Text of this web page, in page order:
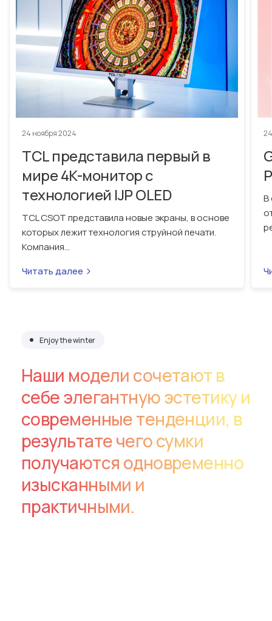
24 ноября 2024
TCL представила первый в
мире 4K-монитор с
технологией IJP OLED
TCL CSOT представила новые экраны, в основе
которых лежит технология струйной печати.
Компания...
Читать далее
В
Enjoy the winter
Наши модели сочетают в
себе элегантную эстетику и
современные тенденции, в
результате чего сумки
получаются одновременно
изысканными и
практичными.